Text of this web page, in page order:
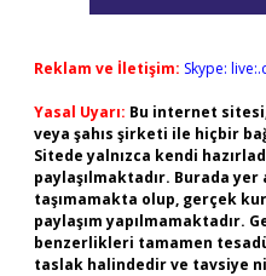
Reklam ve İletişim: Skype:
Yasal Uyarı: Bu internet
veya şahıs şirketi ile hiçbir
Sitede yalnızca kendi
paylaşılmaktadır. Burada
taşımamakta olup, gerçek
paylaşım yapılmamaktadır.
benzerlikleri tamamen
taslak halindedir ve tavsiye